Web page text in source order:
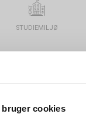
bruger cookies
STUDIEMILJØ